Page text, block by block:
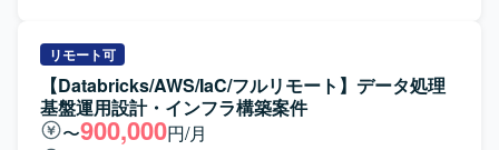
いただきます。 ロードバランサーやベアメタルサーバ、ス
トレージの対応を行っていただきます。 プライベートクラ
ウドおよびパブリッククラウド基盤の運用をご担当いただ
きます。 AWS基盤の設計・構築・運用対応を行っていただ
きます。 【求める人物像】 インフラ基盤を一人称で対応で
リモート可
【Databricks/AWS/IaC/フルリモート】データ処理
基盤運用設計・インフラ構築案件
〜900,000円/月